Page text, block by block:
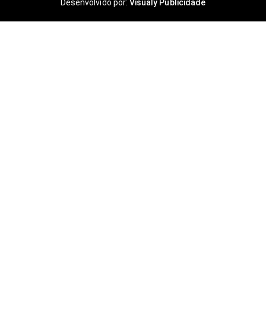
Desenvolvido por: Visualy Publicidade